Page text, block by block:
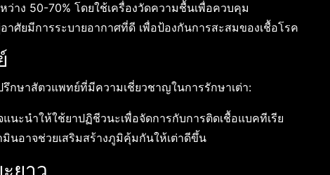
ว่าง 50-70% โดยใช้เครื่องวัดความชื้นเพื่อควบคุม
าศัยมีการระบายอากาศที่ดี เพื่อป้องกันการสะสมของเชื้อโรค
รึกษาสัตวแพทย์ที่มีความเชี่ยวชาญในการรักษาเต่า:
นะนำให้ใช้ยาปฏิชีวนะเพื่อจัดการกับการติดเชื้อแบคทีเรีย
มินอาจช่วยเสริมสร้างภูมิคุ้มกันให้เต่าดีขึ้น
ยาว